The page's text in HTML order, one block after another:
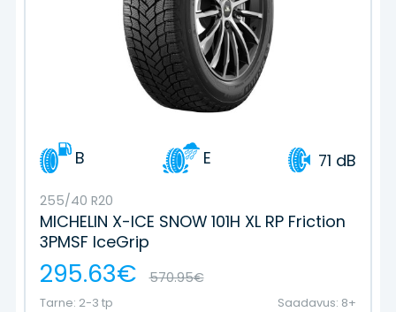
B E 71 dB
255/40 R20
MICHELIN X-ICE SNOW 101H XL RP Friction
3PMSF IceGrip
295.63€ 570.95€
Tarne: 2-3 tp Saadavus: 8+